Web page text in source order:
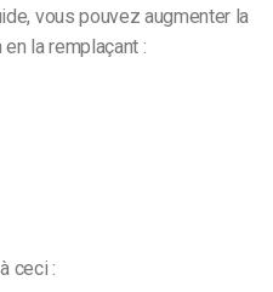
vous pouvez augmenter la
la remplaçant :
ceci :